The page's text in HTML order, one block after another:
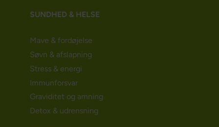
SUNDHED & HELSE
Mave & fordøjelse
Søvn & afslapning
Stress & energi
Immunforsvar
Graviditet og amning
Detox & udrensning